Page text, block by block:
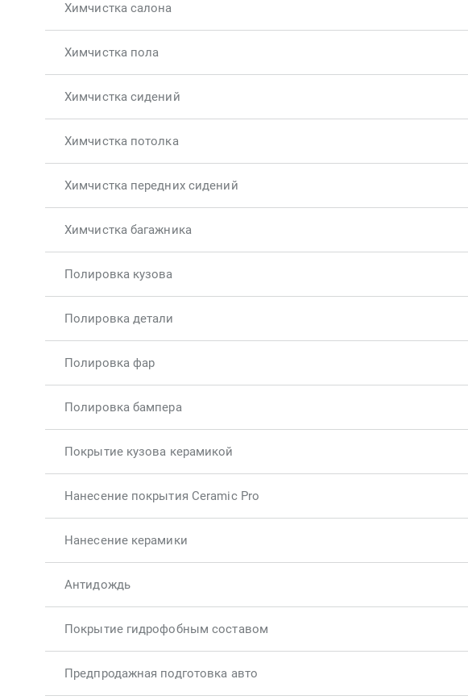
Химчистка салона
Химчистка пола
Химчистка сидений
Химчистка потолка
Химчистка передних сидений
Химчистка багажника
Полировка кузова
Полировка детали
Полировка фар
Полировка бампера
Покрытие кузова керамикой
Нанесение покрытия Ceramic Pro
Нанесение керамики
Антидождь
Покрытие гидрофобным составом
Предпродажная подготовка авто